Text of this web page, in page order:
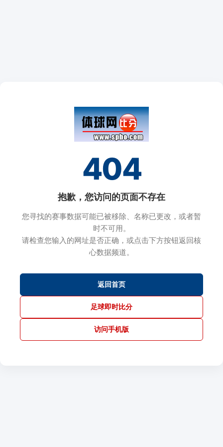
404
抱歉，您访问的页面不存在
您寻找的赛事数据可能已被移除、名称已更改，或者暂
时不可用。
请检查您输入的网址是否正确，或点击下方按钮返回核
心数据频道。
返回首页
足球即时比分
访问手机版